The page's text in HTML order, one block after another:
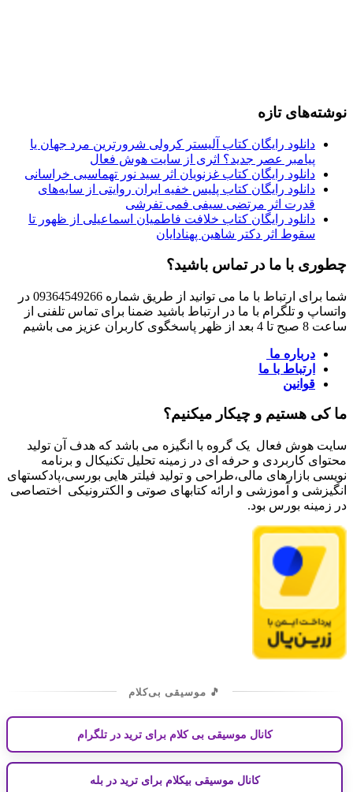
نوشته‌های تازه
دانلود رایگان کتاب آلیستر کرولی شرورترین مرد جهان یا
پیامبر عصر جدید؟ اثری از سایت هوش فعال
دانلود رایگان کتاب غزنویان اثر سید نور تهماسبی خراسانی
دانلود رایگان کتاب پلیس خفیه ایران روایتی از سایه‌های
قدرت اثر مرتضی سیفی فمی تفرشی
دانلود رایگان کتاب خلافت فاطمیان اسماعیلی از ظهور تا
سقوط اثر دکتر شاهین پهنادایان
چطوری با ما در تماس باشید؟
شما برای ارتباط با ما می توانید از طریق شماره 09364549266 در
واتساپ و تلگرام با ما در ارتباط باشید ضمنا برای تماس تلفنی از
ساعت 8 صبح تا 4 بعد از ظهر پاسخگوی کاربران عزیز می باشیم
درباره ما
ارتباط با ما
قوانین
ما کی هستیم و چیکار میکنیم؟
سایت هوش فعال یک گروه با انگیزه می باشد که هدف آن تولید
محتوای کاربردی و حرفه ای در زمینه تحلیل تکنیکال و برنامه
نویسی بازارهای مالی،طراحی و تولید فیلتر هایی بورسی،پادکستهای
انگیزشی و آموزشی و ارائه کتابهای صوتی و الکترونیکی اختصاصی
در زمینه بورس بود.
🎵 موسیقی بی‌کلام
کانال موسیقی بی کلام برای ترید در تلگرام
کانال موسیقی بیکلام برای ترید در بله